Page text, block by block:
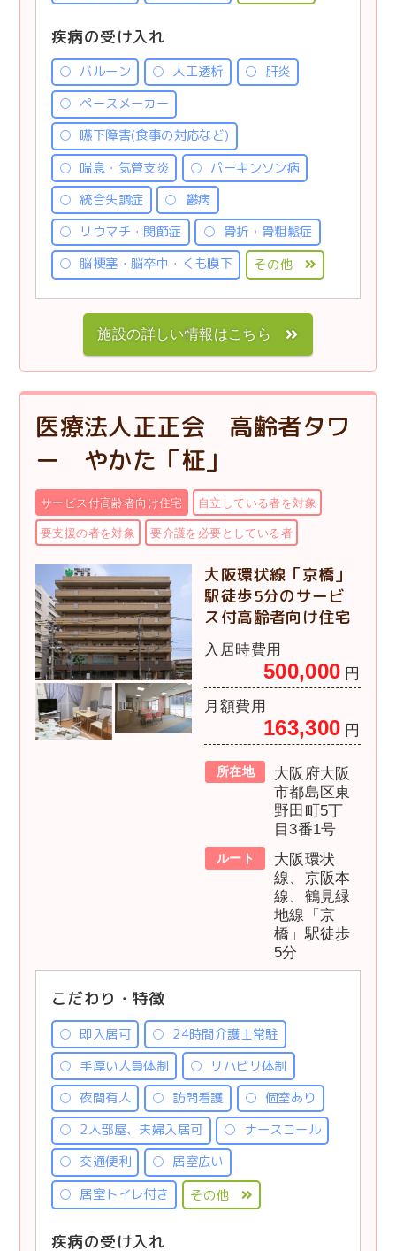
疾病の受け入れ
バルーン 人工透析
肝炎
ペースメーカー
嚥下障害(食事の対応など)
喘息・気管支炎
パーキンソン病
統合失調症
鬱病
リウマチ・関節症
骨折・骨粗鬆症
脳梗塞・脳卒中・くも膜下
その他
施設の詳しい情報はこちら
医療法人正正会 高齢者タワ
ー やかた「柾」
サービス付高齢者向け住宅 自立している者を対象
要支援の者を対象 要介護を必要としている者
大阪環状線「京橋」
駅徒歩5分のサービ
ス付高齢者向け住宅
入居時費用
500,000 円
月額費用
163,300 円
所在地
大阪府大阪
市都島区東
野田町5丁
目3番1号
ルート
大阪環状
線、京阪本
線、鶴見緑
地線「京
橋」駅徒歩
5分
こだわり・特徴
即入居可
24時間介護士常駐
手厚い人員体制
リハビリ体制
夜間有人
訪問看護
個室あり
2人部屋、夫婦入居可
ナースコール
交通便利
居室広い
居室トイレ付き
その他
疾病の受け入れ